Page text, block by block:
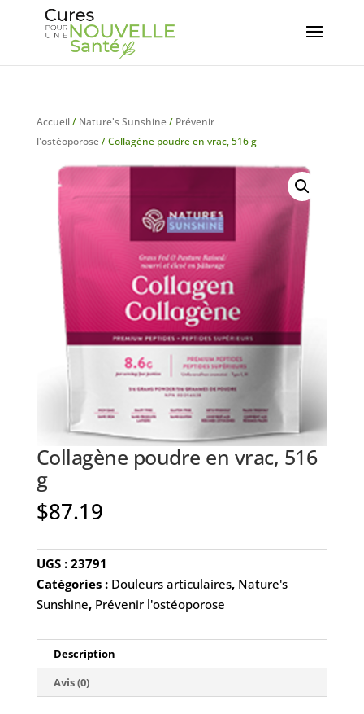
Accueil/ Nature's Sunshine/ Prévenir
l'ostéoporose/ Collagène poudre en vrac, 516 g
Collagène poudre en vrac, 516
g
$87.19
UGS :23791
Catégories : Douleurs articulaires, Nature's
Sunshine, Prévenir l'ostéoporose
Description
Avis (0)